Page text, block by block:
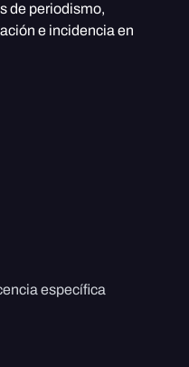
de periodismo,
e incidencia en
específica